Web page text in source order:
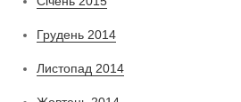
Грудень 2014
Листопад 2014